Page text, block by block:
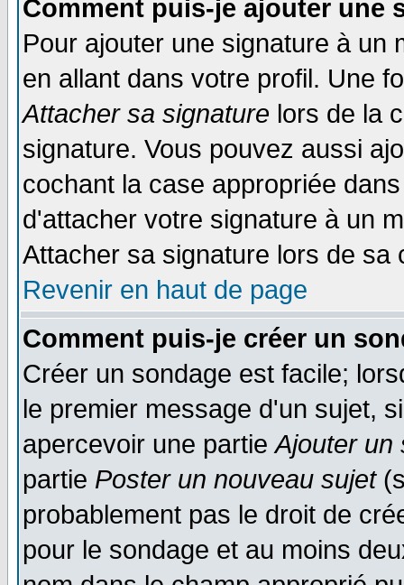
Comment puis-je ajouter une
Pour ajouter une signature à un
en allant dans votre profil. Une
Attacher sa signature lors de la
signature. Vous pouvez aussi
cochant la case appropriée
d'attacher votre signature à un
Attacher sa signature lors de sa
Revenir en haut de page
Comment puis-je créer un
Créer un sondage est facile;
le premier message d'un sujet,
apercevoir une partieAjouter un
partie Poster un nouveau sujet
probablement pas le droit de
pour le sondage et au moins